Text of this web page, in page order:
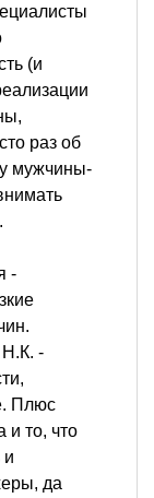
(и
раз об
мужчины-
-
Н.К. -
Плюс
и то, что
и
да